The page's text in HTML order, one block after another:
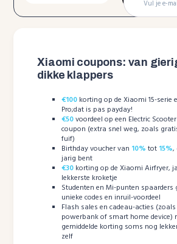
Xiaomi coupons: van
dikke klappers
€100 korting op de Xiaomi 15-serie
Pro;dat is pas payday!
€50voordeel op een Electric
coupon (extra snel weg, zoals
fuif)
Birthday voucher van 10% tot 15%,
jarig bent
€30 korting op de Xiaomi Airfryer,
lekkerste kroketje
Studenten en Mi-punten
unieke codes en inruil-voordeel
Flash sales en cadeau-acties
powerbank of smart home device)
gemiddelde korting soms nog
zelf